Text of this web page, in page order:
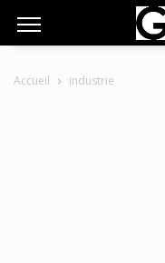
Accueil industrie